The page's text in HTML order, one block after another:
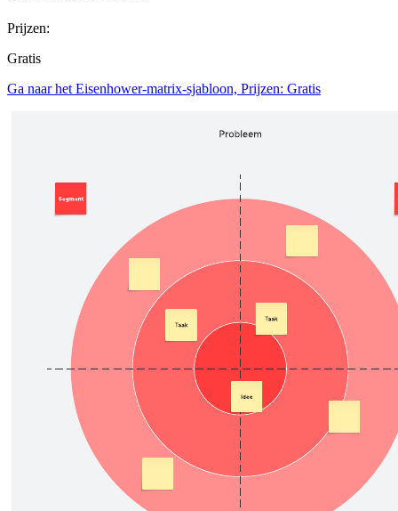
Prijzen:
Gratis
Ga naar het Eisenhower-matrix-sjabloon, Prijzen: Gratis